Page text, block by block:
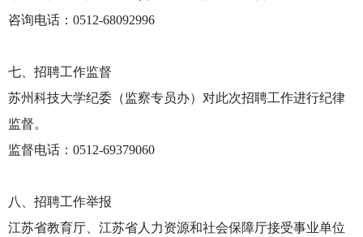
咨询电话：0512-68092996
七、招聘工作监督
苏州科技大学纪委（监察专员办）对此次招聘工作进行纪律
监督。
监督电话：0512-69379060
八、招聘工作举报
江苏省教育厅、江苏省人力资源和社会保障厅接受事业单位